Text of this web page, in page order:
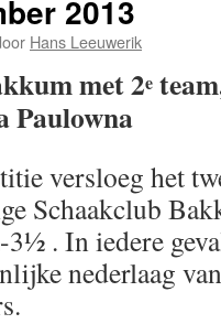
2013
Hans Leeuwerik
met 2e
Paulowna
versloeg het
Schaakclub
. In iedere
nederlaag